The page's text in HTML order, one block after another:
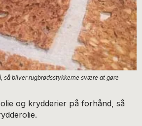
så bliver rugbrødsstykkerne svære at gøre
og krydderier på forhånd, så